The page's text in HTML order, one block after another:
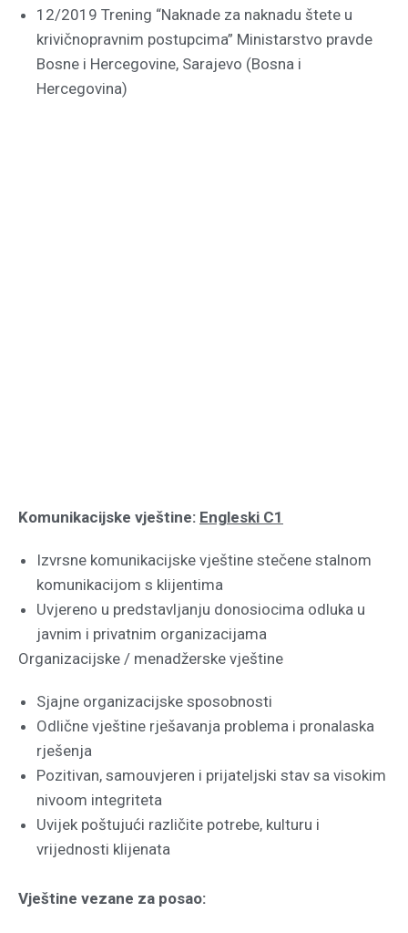
12/2019 Trening “Naknade za naknadu štete u
krivičnopravnim postupcima” Ministarstvo pravde
Bosne i Hercegovine, Sarajevo (Bosna i
Hercegovina)
Komunikacijske vještine: Engleski C1
Izvrsne komunikacijske vještine stečene stalnom
komunikacijom s klijentima
Uvjereno u predstavljanju donosiocima odluka u
javnim i privatnim organizacijama
Organizacijske / menadžerske vještine
Sjajne organizacijske sposobnosti
Odlične vještine rješavanja problema i pronalaska
rješenja
Pozitivan, samouvjeren i prijateljski stav sa visokim
nivoom integriteta
Uvijek poštujući različite potrebe, kulturu i
vrijednosti klijenata
Vještine vezane za posao: